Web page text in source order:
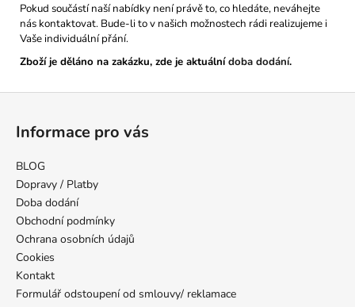
Pokud součástí naší nabídky není právě to, co hledáte, neváhejte
nás kontaktovat. Bude-li to v našich možnostech rádi realizujeme i
Vaše individuální přání.
Zboží je děláno na zakázku, zde je aktuálnídoba dodání.
Informace pro vás
BLOG
Dopravy / Platby
Doba dodání
Obchodní podmínky
Ochrana osobních údajů
Cookies
Kontakt
Formulář odstoupení od smlouvy/ reklamace